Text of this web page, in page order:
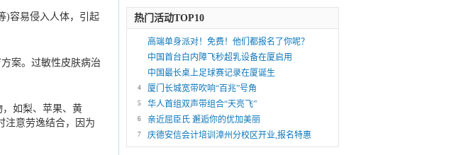
)容易侵入人体，引起
案。过敏性皮肤病治
如梨、苹果、黄
注意劳逸结合，因为
热门活动TOP10
高端单身派对！免费！他们都报名了你呢？
中国首台白内障飞秒超乳设备在厦启用
中国最长桌上足球赛记录在厦诞生
4 厦门长城宽带吹响“百兆”号角
5 华人首组双声带组合“天亮飞”
6 亲近屈臣氏 邂逅你的优加美丽
7 庆德安信会计培训漳州分校区开业,报名特惠